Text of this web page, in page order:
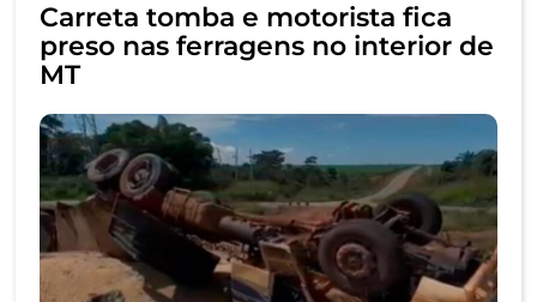
Carreta tomba e motorista fica
preso nas ferragens no interior de
MT